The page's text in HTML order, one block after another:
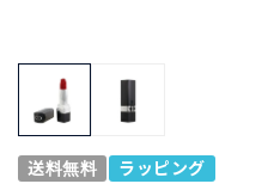
送料無料 ラッピング